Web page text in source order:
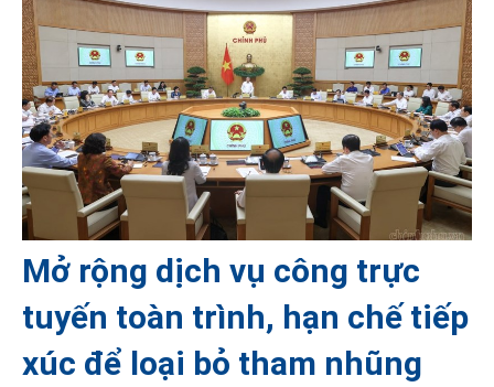
Mở rộng dịch vụ công trực
tuyến toàn trình, hạn chế tiếp
xúc để loại bỏ tham nhũng